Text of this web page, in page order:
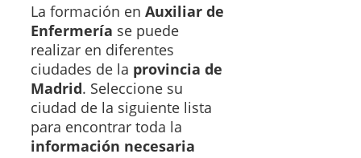
La formación en Auxiliar de
Enfermería se puede
realizar en diferentes
ciudades de la provincia de
Madrid. Seleccione su
ciudad de la siguiente lista
para encontrar toda la
información necesaria